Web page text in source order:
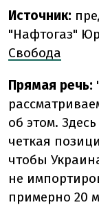
Источник:
"Нафтогаз"
Свобода
Прямая речь:
об этом.
четкая
чтобы
не
примерно 20